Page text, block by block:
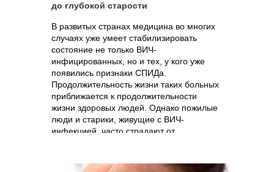
до глубокой старости
В развитых странах медицина во многих
случаях уже умеет стабилизировать
состояние не только ВИЧ-
инфицированных, но и тех, у кого уже
появились признаки СПИДа.
Продолжительность жизни таких больных
приближается к продолжительности
жизни здоровых людей. Однако пожилые
люди и старики, живущие с ВИЧ-
инфекцией, часто страдают от
Это явление не получает пока должного